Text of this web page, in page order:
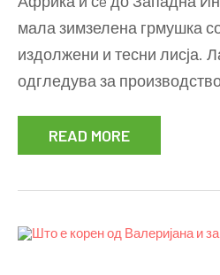
исклучително
мала зимзелена грмушка
издолжени и тесни лисја.
одгледува за
READ MORE